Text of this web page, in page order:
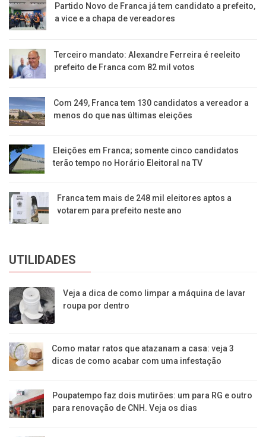
Partido Novo de Franca já tem candidato a prefeito,
a vice e a chapa de vereadores
Terceiro mandato: Alexandre Ferreira é reeleito
prefeito de Franca com 82 mil votos
Com 249, Franca tem 130 candidatos a vereador a
menos do que nas últimas eleições
Eleições em Franca; somente cinco candidatos
terão tempo no Horário Eleitoral na TV
Franca tem mais de 248 mil eleitores aptos a
votarem para prefeito neste ano
UTILIDADES
Veja a dica de como limpar a máquina de lavar
roupa por dentro
Como matar ratos que atazanam a casa: veja 3
dicas de como acabar com uma infestação
Poupatempo faz dois mutirões: um para RG e outro
para renovação de CNH. Veja os dias